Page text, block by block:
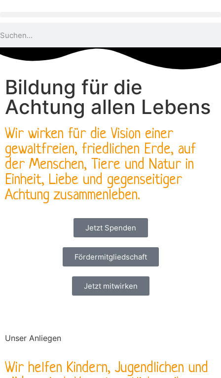
Bildung für die
Achtung allen Lebens
Wir wirken für die Vision einer
gewaltfreien, friedlichen Erde, auf
der Menschen, Tiere und Natur in
Einheit, Liebe und gegenseitiger
Achtung zusammenleben.
Jetzt Spenden
Fördermitgliedschaft
Jetzt mitwirken
Unser Anliegen
Wir helfen Kindern, Jugendlichen und